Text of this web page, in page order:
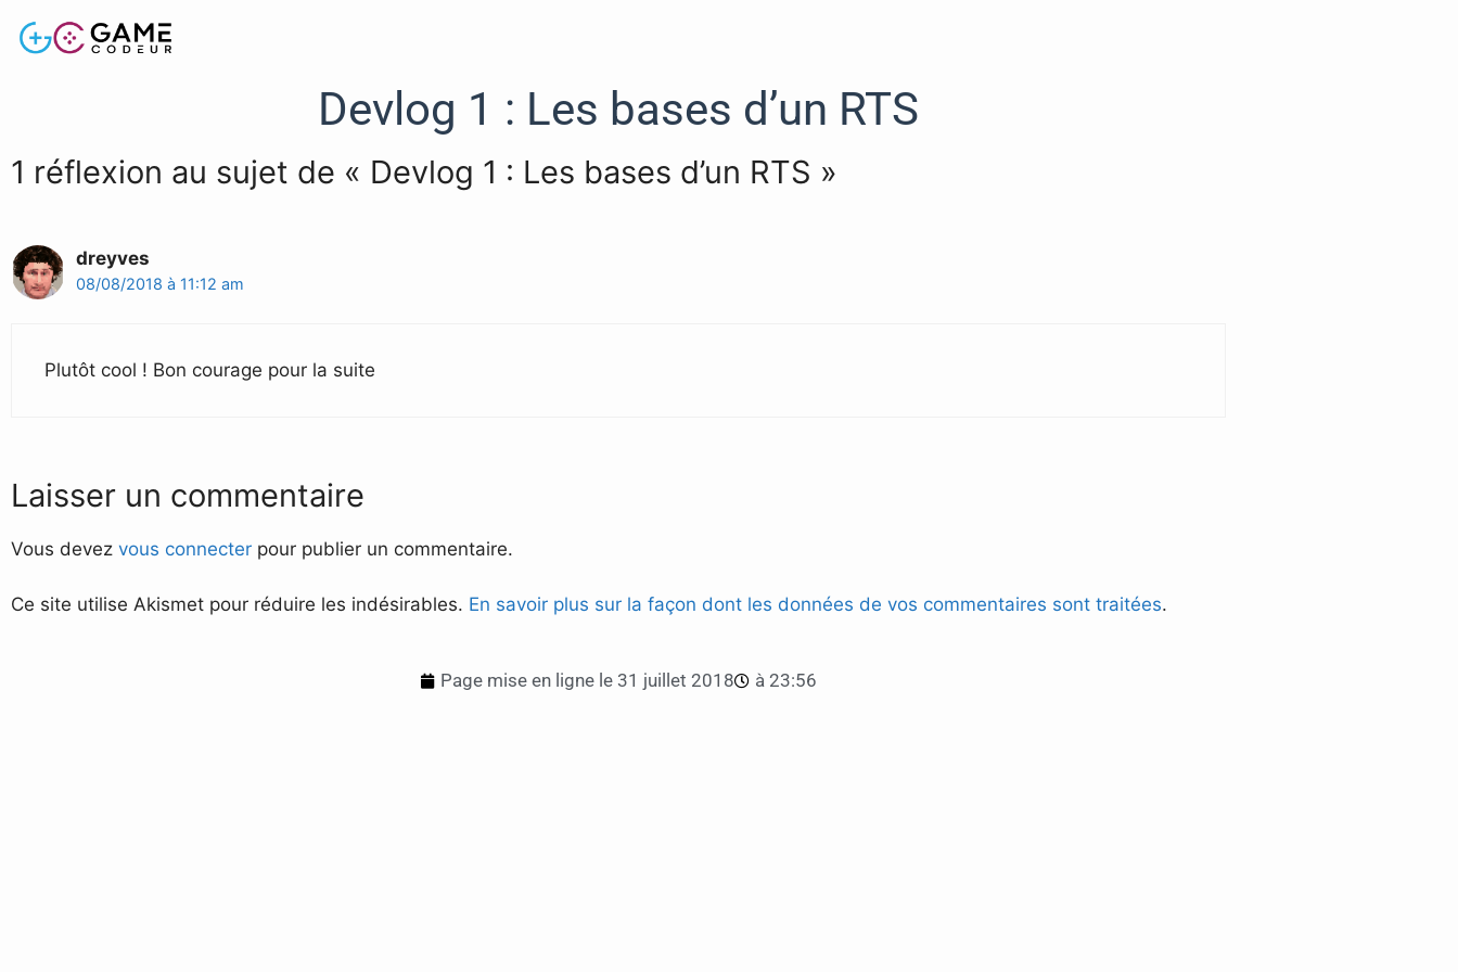
Devlog 1 : Les bases d’un RTS
1 réflexion au sujet de « Devlog 1 : Les bases d’un RTS »
dreyves
08/08/2018 à 11:12 am
Plutôt cool ! Bon courage pour la suite
Laisser un commentaire
Vous devez vous connecter pour publier un commentaire.
Ce site utilise Akismet pour réduire les indésirables. En savoir plus sur la façon dont les données de vos commentaires sont traitées.
Page mise en ligne le 31 juillet 2018 à 23:56